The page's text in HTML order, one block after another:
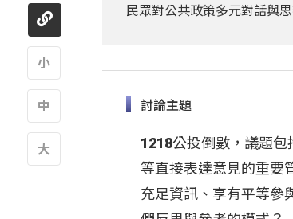
民眾對公共政策多元對話與
討論主題
1218公投倒數，議題
等直接表達意見的重要
充足資訊、享有平等參